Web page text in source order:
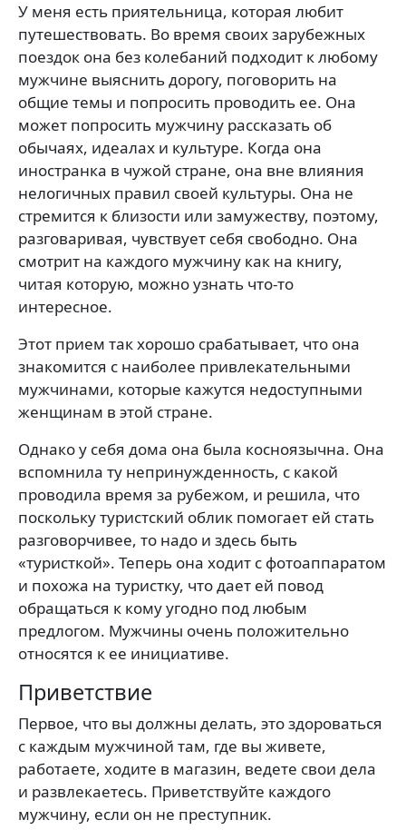
У меня есть приятельница, которая любит
путешествовать. Во время своих зарубежных
поездок она без колебаний подходит к любому
мужчине выяснить дорогу, поговорить на
общие темы и попросить проводить ее. Она
может попросить мужчину рассказать об
обычаях, идеалах и культуре. Когда она
иностранка в чужой стране, она вне влияния
нелогичных правил своей культуры. Она не
стремится к близости или замужеству, поэтому,
разговаривая, чувствует себя свободно. Она
смотрит на каждого мужчину как на книгу,
читая которую, можно узнать что-то
интересное.
Этот прием так хорошо срабатывает, что она
знакомится с наиболее привлекательными
мужчинами, которые кажутся недоступными
женщинам в этой стране.
Однако у себя дома она была косноязычна. Она
вспомнила ту непринужденность, с какой
проводила время за рубежом, и решила, что
поскольку туристский облик помогает ей стать
разговорчивее, то надо и здесь быть
«туристкой». Теперь она ходит с фотоаппаратом
и похожа на туристку, что дает ей повод
обращаться к кому угодно под любым
предлогом. Мужчины очень положительно
относятся к ее инициативе.
Приветствие
Первое, что вы должны делать, это здороваться
с каждым мужчиной там, где вы живете,
работаете, ходите в магазин, ведете свои дела
и развлекаетесь. Приветствуйте каждого
мужчину, если он не преступник.